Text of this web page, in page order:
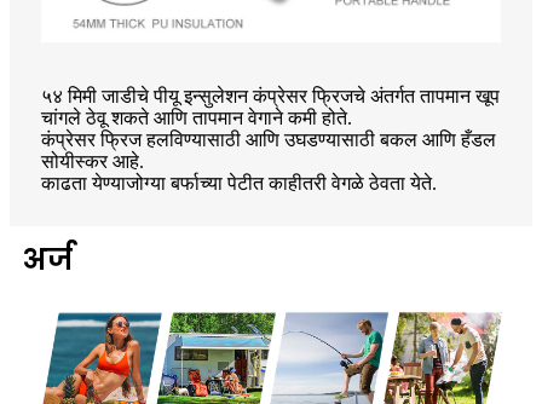
५४ मिमी जाडीचे पीयू इन्सुलेशन कंप्रेसर फ्रिजचे अंतर्गत तापमान खूप
चांगले ठेवू शकते आणि तापमान वेगाने कमी होते.
कंप्रेसर फ्रिज हलविण्यासाठी आणि उघडण्यासाठी बकल आणि हँडल
सोयीस्कर आहे.
काढता येण्याजोग्या बर्फाच्या पेटीत काहीतरी वेगळे ठेवता येते.
अर्ज